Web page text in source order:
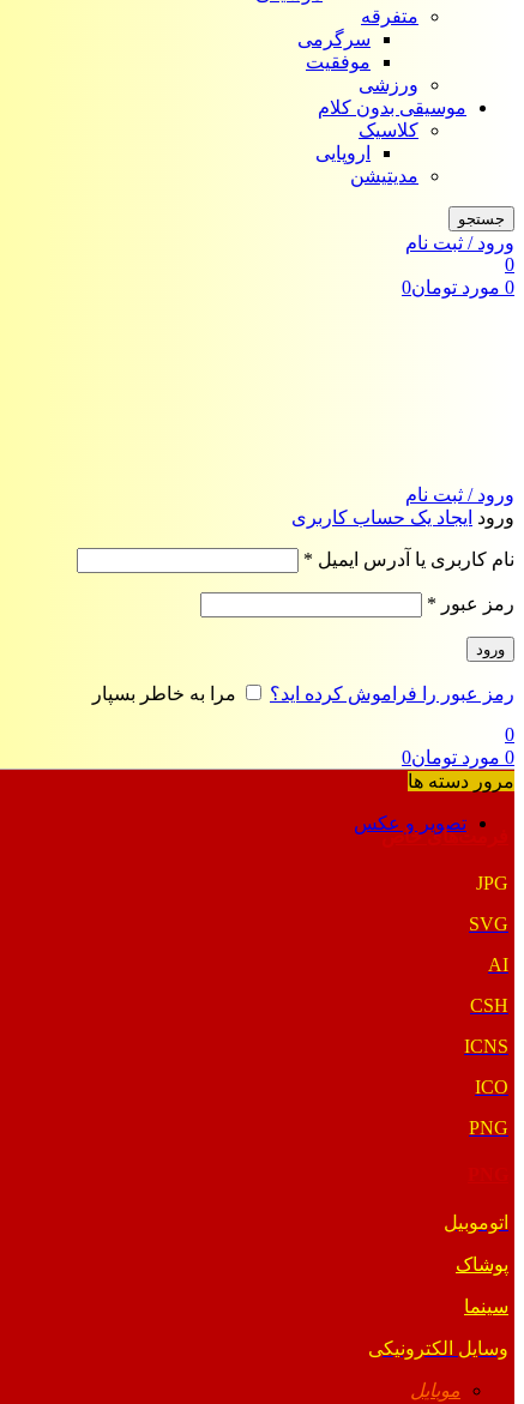
متفرقه
سرگرمی
موفقیت
ورزشی
موسیقی بدون کلام
کلاسیک
اروپایی
مدیتیشن
جستجو
ورود / ثبت نام
0
0 مورد تومان0
ورود / ثبت نام
ورود ایجاد یک حساب کاربری
نام کاربری یا آدرس ایمیل *
رمز عبور *
ورود
رمز عبور را فراموش کرده اید؟
مرا به خاطر بسپار
0
0 مورد تومان0
مرور دسته ها
تصویر و عکس
فرمت‌های خاص
JPG
SVG
AI
CSH
ICNS
ICO
PNG
اتوموبیل
پوشاک
سینما
وسایل الکترونیکی
موبایل